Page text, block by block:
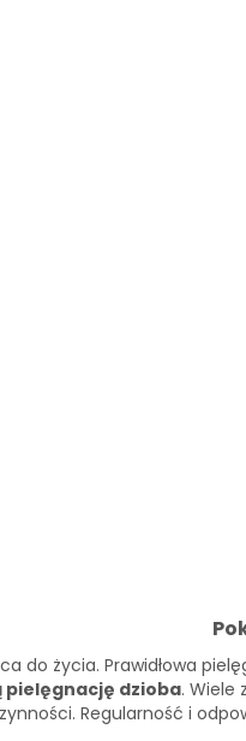
do życia. Prawidłowa
pielęgnację dzioba. Wiele
Regularność i